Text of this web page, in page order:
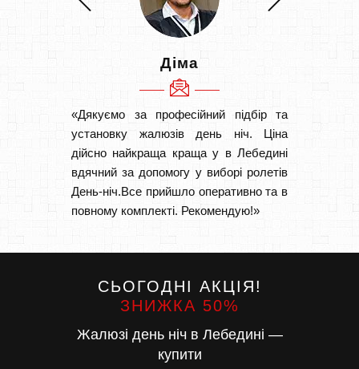
Діма
«Дякуємо за професійний підбір та
установку жалюзів день ніч. Ціна
дійсно найкраща краща у в Лебедині
вдячний за допомогу у виборі ролетів
День-ніч.Все прийшло оперативно та в
повному комплекті. Рекомендую!»
СЬОГОДНІ АКЦІЯ!
ЗНИЖКА 50%
Жалюзі день ніч в Лебедині —
купити